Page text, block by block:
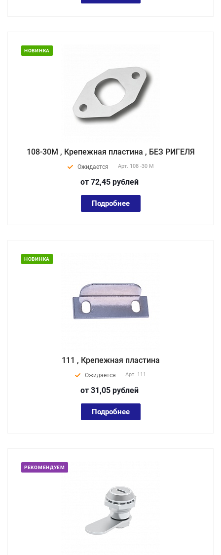
НОВИНКА
108-30М , Крепежная пластина , БЕЗ РИГЕЛЯ
Ожидается Арт. 108 -30 M
от 72,45 рублей
Подробнее
НОВИНКА
111 , Крепежная пластина
Ожидается Арт. 111
от 31,05 рублей
Подробнее
РЕКОМЕНДУЕМ